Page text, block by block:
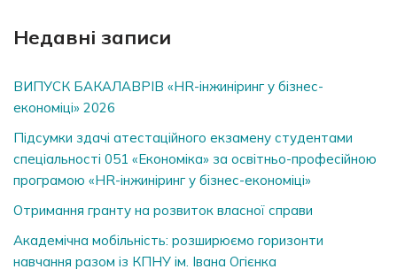
Недавні записи
ВИПУСК БАКАЛАВРІВ «HR-інжиніринг у бізнес-
економіці» 2026
Підсумки здачі атестаційного екзамену студентами
спеціальності 051 «Економіка» за освітньо-професійною
програмою «HR-інжиніринг у бізнес-економіці»
Отримання гранту на розвиток власної справи
Академічна мобільність: розширюємо горизонти
навчання разом із КПНУ ім. Івана Огієнка